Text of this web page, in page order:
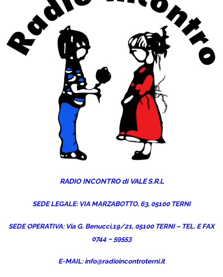
RADIO INCONTROdiVALE S.R.L
SEDE LEGALE: VIA MARZABOTTO, 63, 05100 TERNI
SEDE OPERATIVA: Via G. Benucci,19/21, 05100 TERNI – TEL. E FAX
0744 – 59553
E-MAIL:info@radioincontroterni.it